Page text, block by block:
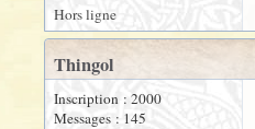
Hors ligne
Thingol
Inscription : 2000
Messages : 145